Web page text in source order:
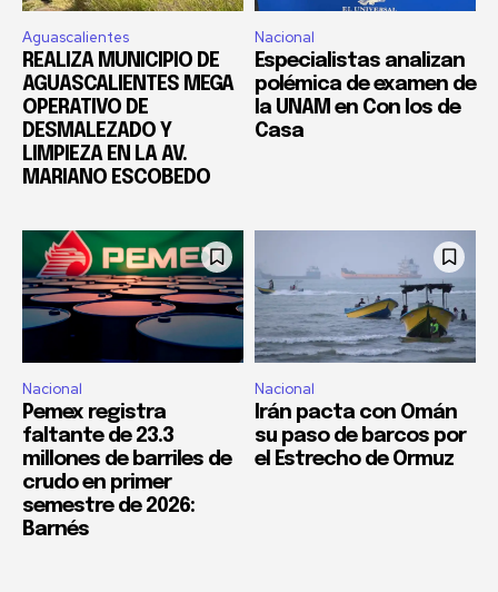
Aguascalientes
REALIZA MUNICIPIO DE
AGUASCALIENTES MEGA
OPERATIVO DE
DESMALEZADO Y
LIMPIEZA EN LA AV.
MARIANO ESCOBEDO
Nacional
Especialistas analizan
polémica de examen de
la UNAM en Con los de
Casa
Nacional
Pemex registra
faltante de 23.3
millones de barriles de
crudo en primer
semestre de 2026:
Barnés
Nacional
Irán pacta con Omán
su paso de barcos por
el Estrecho de Ormuz